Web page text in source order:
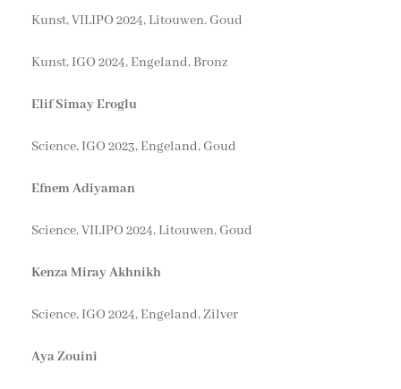
Kunst, VILIPO 2024, Litouwen. Goud
Kunst, IGO 2024, Engeland, Bronz
Elif Simay Eroglu
Science, IGO 2023, Engeland, Goud
Efnem Adiyaman
Science, VILIPO 2024, Litouwen, Goud
Kenza Miray Akhnikh
Science, IGO 2024, Engeland, Zilver
Aya Zouini